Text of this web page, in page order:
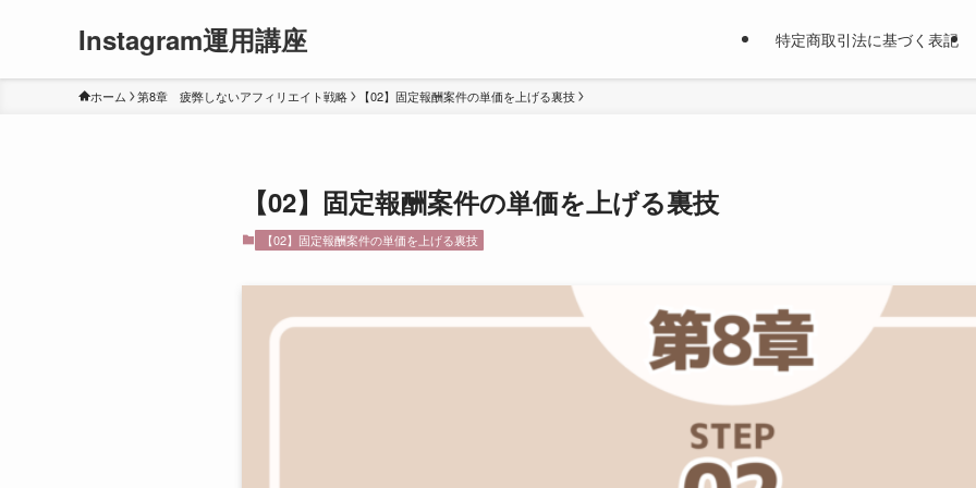
Instagram運用講座 特定商取引法に基づく表記​
ホーム 第8章 疲弊しないアフィリエイト戦略 【02】固定報酬案件の単価を上げる裏技
【02】固定報酬案件の単価を上げる裏技
【02】固定報酬案件の単価を上げる裏技